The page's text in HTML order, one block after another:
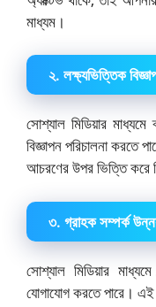
মাধ্যম।
২. লক্ষ্যভিত্তিক
সোশ্যাল মিডিয়ার মাধ্যমে
বিজ্ঞাপন পরিচালনা করতে
আচরণের উপর ভিত্তি করে
৩. গ্রাহক সম্পর্ক
সোশ্যাল মিডিয়ার
যোগাযোগ করতে পারে। এই